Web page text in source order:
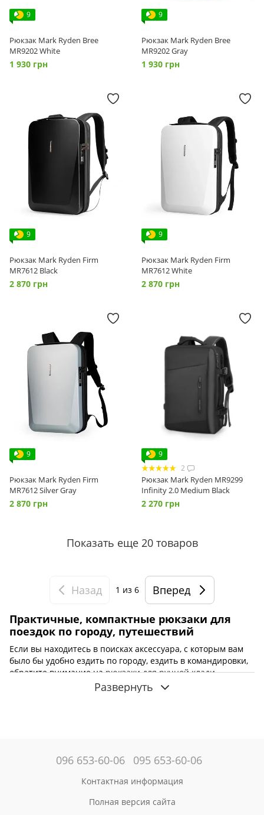
9
Рюкзак Mark Ryden Bree
MR9202 White
1 930 грн
9
Рюкзак Mark Ryden Bree
MR9202 Gray
1 930 грн
9
Рюкзак Mark Ryden Firm
MR7612 Black
2 870 грн
9
Рюкзак Mark Ryden Firm
MR7612 White
2 870 грн
9
Рюкзак Mark Ryden Firm
MR7612 Silver Gray
2 870 грн
9
2
Рюкзак Mark Ryden MR9299
Infinity 2.0 Medium Black
2 270 грн
Показать еще 20 товаров
Назад 1 из 6 Вперед
Практичные, компактные рюкзаки для
поездок по городу, путешествий
Если вы находитесь в поисках аксессуара, с которым вам
было бы удобно ездить по городу, ездить в командировки,
обратите внимание нарюкзаки для ручной клади.
Главным отличием таких изделий являются компактные
габариты, которые должны соответствовать требованиям
кресло, необходимо, чтобы их габариты не превышали
самолетами, вам стоит подобрать именно рюкзак для
Развернуть
096 653-60-06 095 653-60-06
Контактная информация
Полная версия сайта